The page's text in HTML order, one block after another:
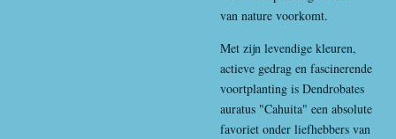
van nature voorkomt.
Met zijn levendige kleuren,
actieve gedrag en fascinerende
voortplanting is Dendrobates
auratus "Cahuita" een absolute
favoriet onder liefhebbers van